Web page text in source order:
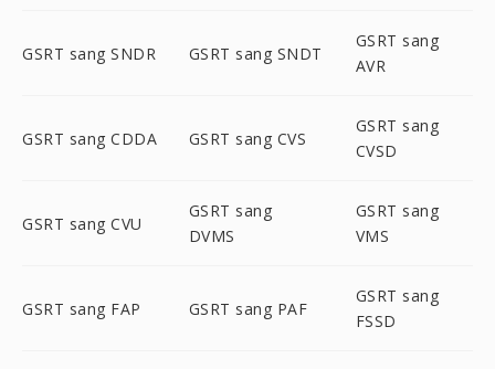
GSRT sang SNDR GSRT sang SNDT
GSRT sang
AVR
GSRT sang CDDA GSRT sang CVS
GSRT sang
CVSD
GSRT sang CVU
GSRT sang
DVMS
GSRT sang
VMS
GSRT sang FAP GSRT sang PAF
GSRT sang
FSSD